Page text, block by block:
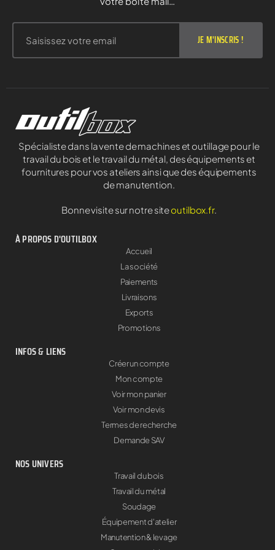
JE M'INSCRIS !
Spécialiste dans la vente de machines et outillage pour le
travail du bois et le travail du métal, des équipements et
fournitures pour vos ateliers ainsi que des équipements
de manutention.
Bonne visite sur notre siteoutilbox.fr.
À PROPOS D'OUTILBOX
Accueil
La société
Paiements
Livraisons
Exports
Promotions
INFOS & LIENS
Créer un compte
Mon compte
Voir mon panier
Voir mon devis
Termes de recherche
Demande SAV
NOS UNIVERS
Travail du bois
Travail du métal
Soudage
Équipement d'atelier
Manutention & levage